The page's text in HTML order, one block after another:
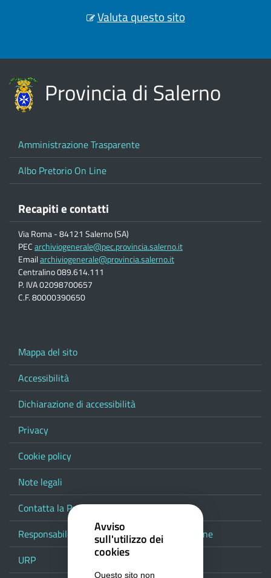
Valuta questo sito
Provincia di Salerno
Amministrazione Trasparente
Albo Pretorio On Line
Recapiti e contatti
Via Roma - 84121 Salerno (SA)
PECarchiviogenerale@pec.provincia.salerno.it
Emailarchiviogenerale@provincia.salerno.it
Centralino 089.614.111
P. IVA 02098700657
C.F. 80000390650
Mappa del sito
Accessibilità
Dichiarazione di accessibilità
Privacy
Cookie policy
Note legali
Contatta la Provincia
Responsabile del procedimento di pubblicazione
URP
Avviso
sull'utilizzo dei
cookies
Questo sito non